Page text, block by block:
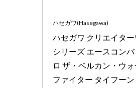
ハセガワ(Hasegawa)
ハセガワ クリエイタ
シリーズ エースコン
ロ ザ・ベルカン・ウォ
ファイター タイフーン